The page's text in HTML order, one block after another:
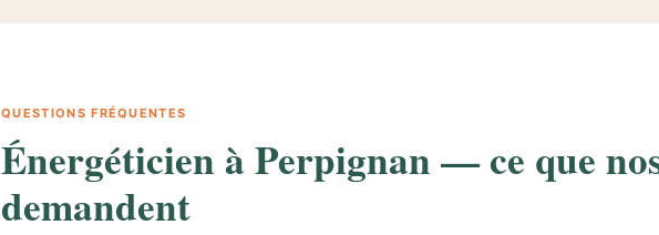
QUESTIONS FRÉQUENTES
Énergéticien à Perpignan — ce que
demandent